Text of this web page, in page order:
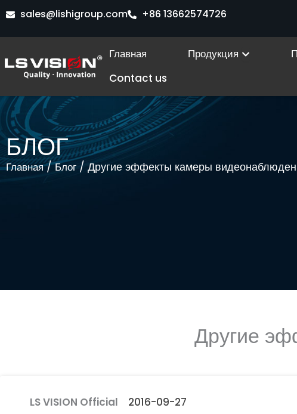
Перейти
содержимому
sales@lishigroup.com +86 13662574726
Главная Продукция Open
Contact us
БЛОГ
Главная/Блог / Другие эффекты камеры
Другие
LS VISION Official
2016-09-27